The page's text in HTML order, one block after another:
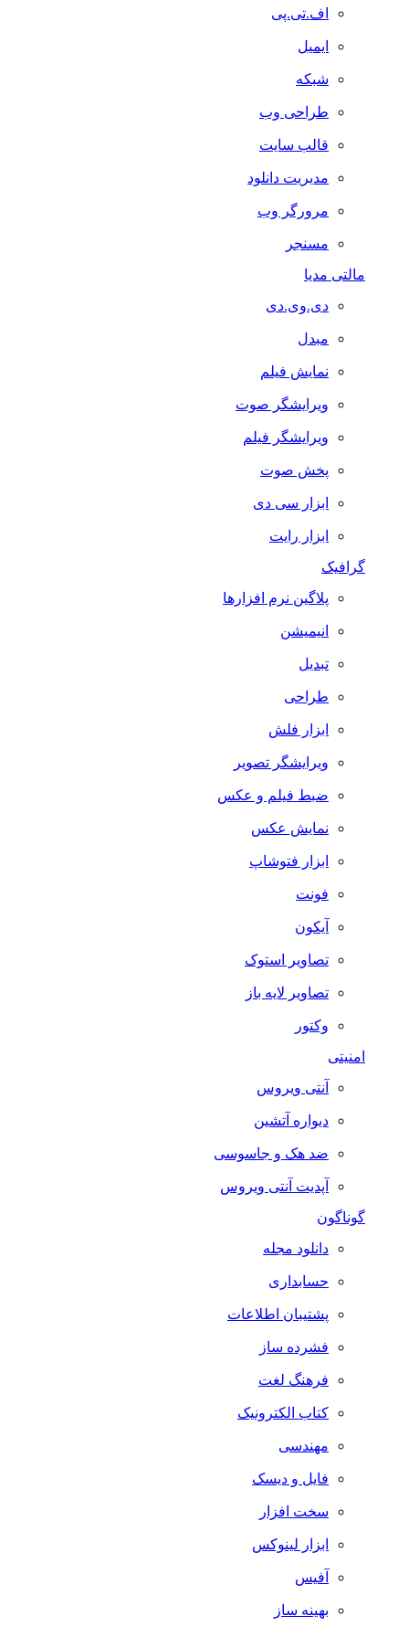
اف.تی.پی
ایمیل
شبکه
طراحی وب
قالب سایت
مدیریت دانلود
مرورگر وب
مسنجر
مالتی مدیا
دی.وی.دی
مبدل
نمایش فیلم
ویرایشگر صوت
ویرایشگر فیلم
پخش صوت
ابزار سی دی
ابزار رایت
گرافیک
پلاگین نرم افزارها
انیمیشن
تبدیل
طراحی
ابزار فلش
ویرایشگر تصویر
ضبط فيلم و عكس
نمایش عکس
ابزار فتوشاپ
فونت
آیکون
تصاویر استوک
تصاویر لایه باز
وکتور
آنتی ویروس
دیواره آتشین
ضد هک و جاسوسی
آپدیت آنتی ویروس
گوناگون
دانلود مجله
حسابداری
پشتیبان اطلاعات
فشرده ساز
فرهنگ لغت
کتاب الکترونیک
مهندسی
فایل و دیسک
سخت افزار
ابزار لینوکس
آفیس
بهینه ساز